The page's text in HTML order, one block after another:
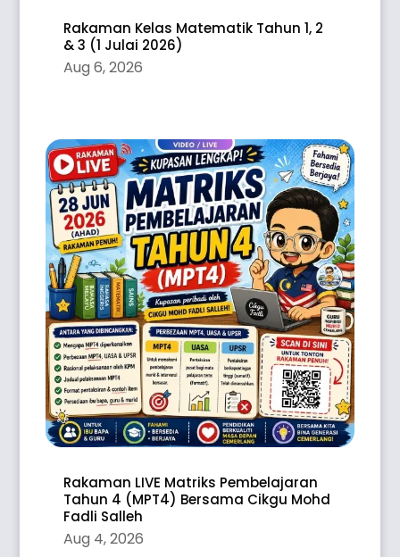
Rakaman Kelas Matematik Tahun 1, 2
& 3 (1 Julai 2026)
Aug 6, 2026
Rakaman LIVE Matriks Pembelajaran
Tahun 4 (MPT4) Bersama Cikgu Mohd
Fadli Salleh
Aug 4, 2026